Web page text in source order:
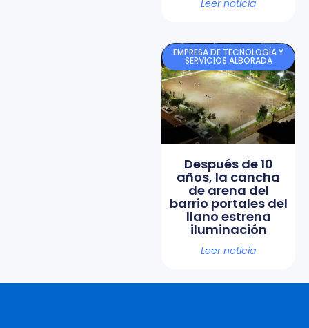
Leer noticia
EMPRESA DE TECNOLOGÍA Y
SERVICIOS ALBORADA
Después de 10
años, la cancha
de arena del
barrio portales del
llano estrena
iluminación
Leer noticia